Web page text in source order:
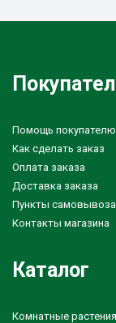
Помощь покупателю
Как сделать заказ
Оплата заказа
Доставка заказа
Пункты самовывоза
Контакты магазина
Каталог
Комнатные растения